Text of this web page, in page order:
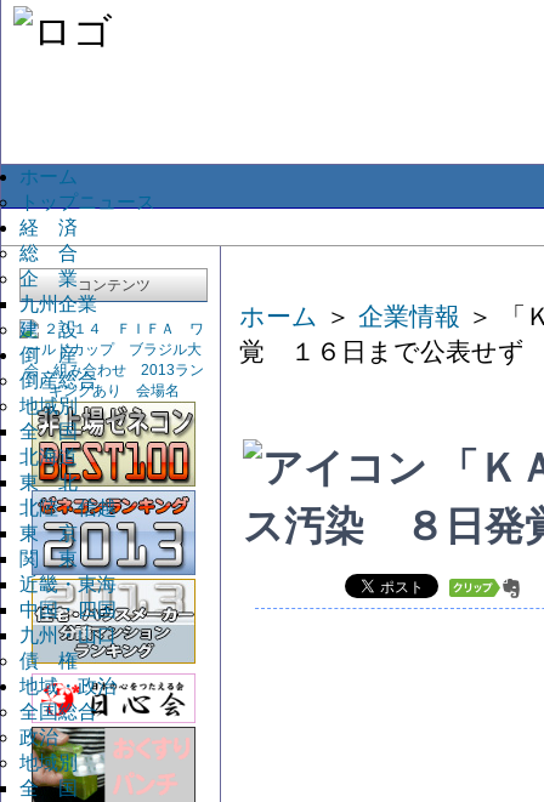
ホーム
トップニュース
経 済
総 合
企 業
九州企業
建 設
倒 産
倒産総合
地域別
全 国
北海道
東 北
北陸・信越
東 京
関 東
近畿・東海
中国・四国
九州・山口
債 権
地域・政治
全国総合
政治
地域別
全 国
コンテンツ
ホーム ＞ 企業情報 ＞ 「
覚 １６日まで公表せず
「Ｋ
ス汚染 ８日発